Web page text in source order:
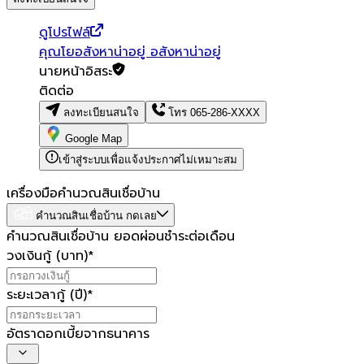
ดูโปรไฟล์
คุณโยอสังหาน่าอยู่ อสังหาน่าอยู่
นายหน้าอิสระ
ติดต่อ
ลงทะเบียนสนใจ โทร 065-286-XXXX
Google Map
เข้าสู่ระบบเพื่อแจ้งประกาศไม่เหมาะสม
เครื่องมือคำนวณสินเชื่อบ้าน
คำนวณสินเชื่อบ้าน กดเลย
คำนวณสินเชื่อบ้าน ยอดผ่อนชำระต่อเดือน
วงเงินกู้ (บาท)*
ระยะเวลากู้ (ปี)*
อัตราดอกเบี้ยจากธนาคาร